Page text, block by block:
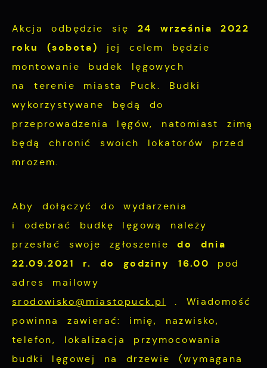
Akcja odbędzie się 24 września 2022
roku (sobota)
jej celem będzie
montowanie budek lęgowych
na terenie miasta Puck. Budki
wykorzystywane będą do
przeprowadzenia lęgów, natomiast zimą
będą chronić swoich lokatorów przed
mrozem.
Aby dołączyć do wydarzenia
i odebrać budkę lęgową należy
przesłać swoje zgłoszeniedo dnia
22.09.2021 r. do godziny 16.00
pod
adres mailowy
srodowisko@miastopuck.pl
. Wiadomość
powinna zawierać: imię, nazwisko,
telefon, lokalizacja przymocowania
budki lęgowej na drzewie (wymagana
preferencji. Wyrażenie zgody na
funkcjonalne i personalizacyjne pliki
ilości funkcji na stronie.
Analityczne pliki cookies pomagają nam
rozwijać się i dostosowywać do Twoich
potrzeb.
informacji w zakresie wykorzystywania
witryny internetowej, miejsca oraz
częstotliwości, z jaką odwiedzane są nasze
serwisy www. Dane pozwalają nam na
użytkowników. Zgromadzone informacje są
przetwarzane w formie zanonimizowanej.
Wyrażenie zgody na analityczne pliki
cookies gwarantuje dostępność wszystkich
Więcej
Reklamowe
Dzięki reklamowym plikom cookies
Promocyjne pliki cookies służą do
prezentowania Ci naszych komunikatów na
podstawie analizy Twoich upodobań oraz
Twoich zwyczajów dotyczących przeglądanej
witryny internetowej. Treści promocyjne
trzecich lub firm będących naszymi
partnerami oraz innych dostawców usług.
Firmy te działają w charakterze